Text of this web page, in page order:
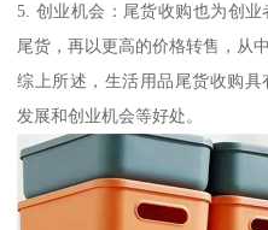
5. 创业机会：尾货收购也为创
尾货，再以更高的价格转售，从
综上所述，生活用品尾货收购
发展和创业机会等好处。